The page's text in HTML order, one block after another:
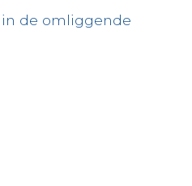
de omliggende